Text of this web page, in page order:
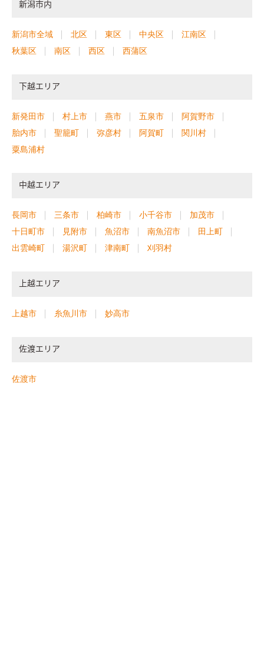
新潟市内
新潟市全域 北区 東区 中央区
江南区
秋葉区
南区 西区 西蒲区
下越エリア
新発田市 村上市 燕市 五泉市
阿賀野市
胎内市
聖籠町 弥彦村 阿賀町
関川村
粟島浦村
中越エリア
長岡市 三条市 柏崎市 小千谷市
加茂市
十日町市
見附市 魚沼市 南魚沼市
田上町
出雲崎町
湯沢町 津南町 刈羽村
上越エリア
上越市 糸魚川市 妙高市
佐渡エリア
佐渡市